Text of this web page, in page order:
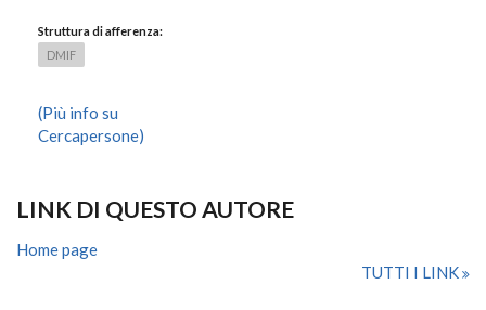
Struttura di afferenza:
DMIF
(Più info su
Cercapersone)
LINK DI QUESTO AUTORE
Home page
TUTTI I LINK